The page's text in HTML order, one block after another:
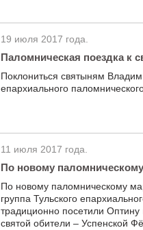
19 июля 2017 года.
Паломническая поездка к
Поклониться святыням
епархиального
11 июля 2017 года.
По новому
По новому паломническому
группа Тульского
традиционно посетили
святой обители – Успенской